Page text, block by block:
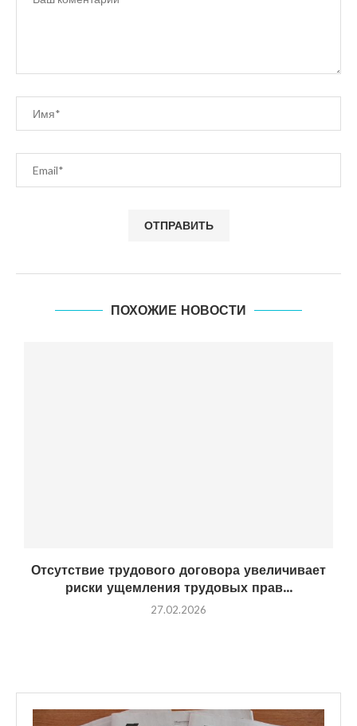
ПОХОЖИЕ НОВОСТИ
Отсутствие трудового договора увеличивает
риски ущемления трудовых прав...
27.02.2026